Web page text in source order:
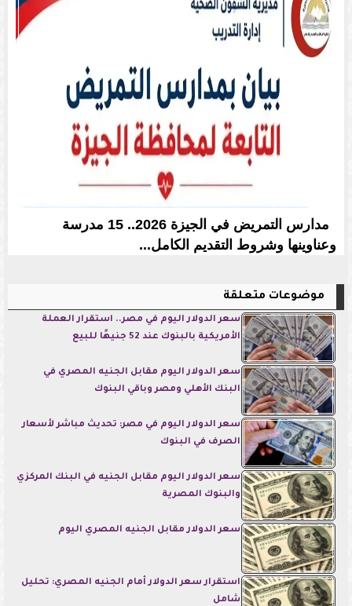
مدارس التمريض في الجيزة 2026.. 15 مدرسة
وعناوينها وشروط التقديم الكامل...
موضوعات متعلقة
سعر الدولار اليوم في مصر.. استقرار العملة
الأمريكية بالبنوك عند 52 جنيهًا للبيع
سعر الدولار اليوم مقابل الجنيه المصري في
البنك الأهلي ومصر وباقي البنوك
سعر الدولار اليوم في مصر: تحديث مباشر لأسعار
الصرف في البنوك
سعر الدولار اليوم مقابل الجنيه في البنك المركزي
والبنوك المصرية
سعر الدولار مقابل الجنيه المصري اليوم
استقرار سعر الدولار أمام الجنيه المصري: تحليل
شامل